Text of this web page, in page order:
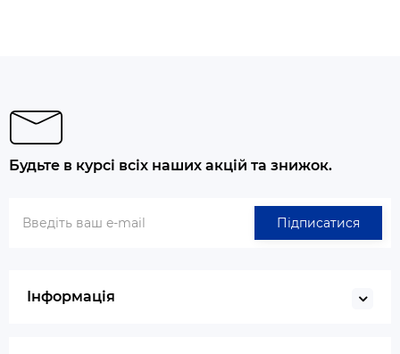
Будьте в курсі всіх наших акцій та знижок.
Підписатися
Інформація